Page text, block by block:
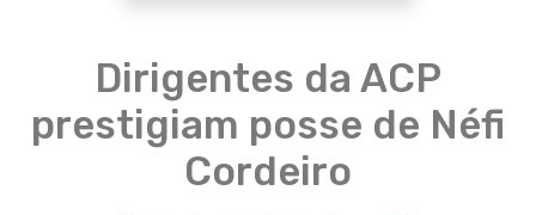
Dirigentes da ACP
prestigiam posse de Néfi
Cordeiro